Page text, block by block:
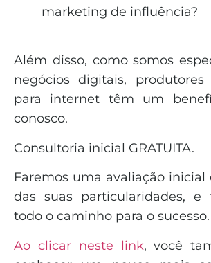
marketing de influência?
Além disso, como somos
negócios digitais,
para internet têm um
conosco.
Consultoria inicial GRATUITA.
Faremos uma avaliação inicial
das suas particularidades, e
todo o caminho para o sucesso.
Ao clicar neste link, você